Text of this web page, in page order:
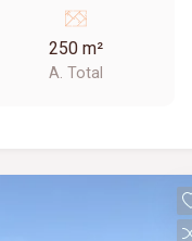
250 m²
A. Total